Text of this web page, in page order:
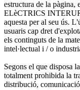
estructura de la
ELèCTRICS
aquesta per al seu ús.
usuaris cap dret
els continguts de la
intel·lectual i / o
Segons el que disposa
totalment prohibida la
distribució,